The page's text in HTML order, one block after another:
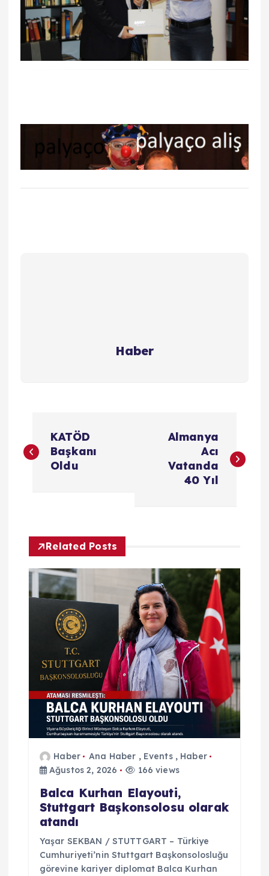
Haber
a
g
e
z
m
KATÖD
Başkanı
Oldu
Almanya
Acı
Vatanda
40 Yıl
Related Posts
Haber Ana Haber , Events, Haber
Ağustos 2, 2026
166 views
Balca Kurhan Elayouti,
Stuttgart Başkonsolosu olarak
atandı
Yaşar SEKBAN / STUTTGART – Türkiye
Cumhuriyeti’nin Stuttgart Başkonsolosluğu
görevine kariyer diplomat Balca Kurhan